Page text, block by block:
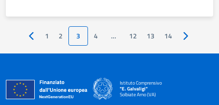
Pagina precedente
1 2 3 4 … 12 13 14 Pagina
Istituto Comprensivo
"E. Galvaligi"
Solbiate Arno (VA)
— Visita la pagina iniziale della scuola